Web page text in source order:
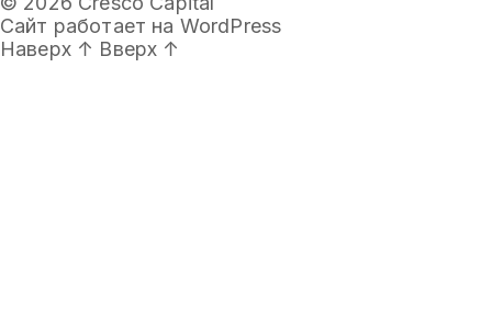
Сайт работает на WordPress
Наверх ↑ Вверх ↑